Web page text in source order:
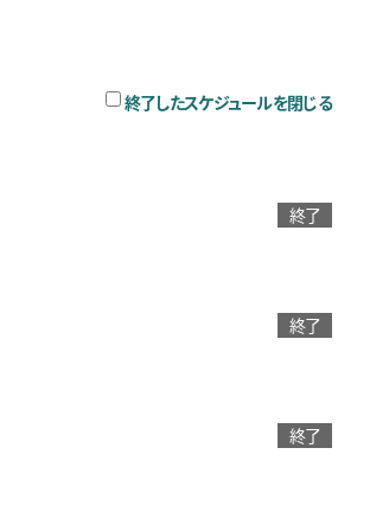
終了したスケジュールを閉じるチ
終了
終了
終了